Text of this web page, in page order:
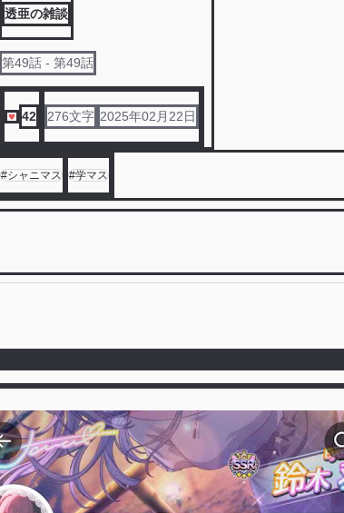
透亜の雑談
第49話 - 第49話
42 276文字 2025年02月22日
#シャニマス #学マス